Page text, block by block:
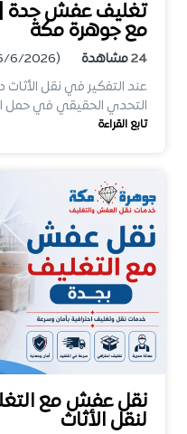
تغليف عفش جدة |
مع جوهرة مكة
24مشاهدة
(6/6/2026)
عند التفكير في نقل الأثاث
التحدي الحقيقي في
تابع القراءة
نقل عفش مع
لنقل الأثاث